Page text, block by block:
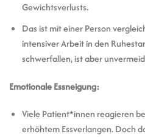
Gewichtsverlusts.
Das ist mit einer Person
intensiver Arbeit in den
schwerfallen, ist aber
Emotionale Essneigung:
Viele Patient*innen reagieren
erhöhtem Essverlangen. Doch